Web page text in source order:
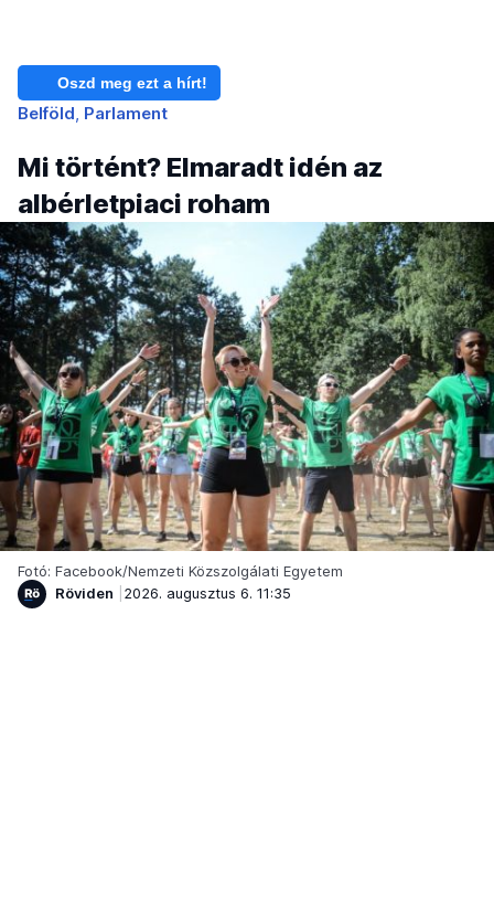
Oszd meg ezt a hírt!
Belföld Parlament
Mi történt? Elmaradt idén az
albérletpiaci roham
Fotó: Facebook/Nemzeti Közszolgálati Egyetem
Röviden
2026. augusztus 6. 11:35